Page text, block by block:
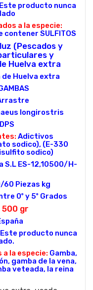
producto nunca
a la especie:
contener SULFITOS
(Pescados y
y
Huelva extra
de Huelva extra
longirostris
DPS
Adictivos
sodico), (E-330
sodico)
S.L ES-12,10500/H-
60 Piezas kg
0º y 5º Grados
500 gr
producto nunca
la especie: Gamba,
gamba de la vena,
veteada, la reina